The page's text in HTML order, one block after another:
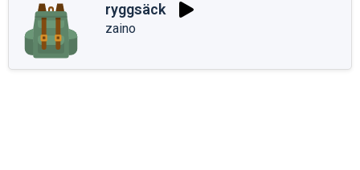
ryggsäck
zaino